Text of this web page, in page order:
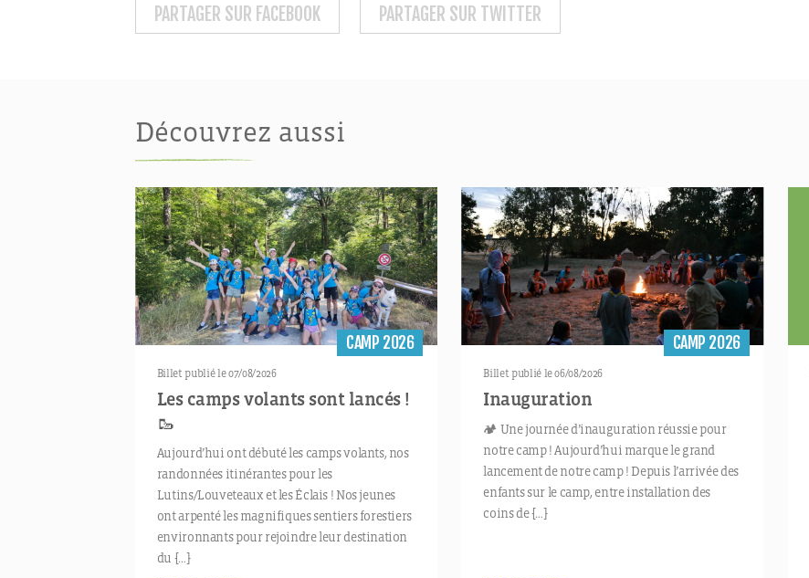
PARTAGER SUR FACEBOOK PARTAGER SUR TWITTER
Découvrez aussi
CAMP 2026
Billet publié le 07/08/2026
Les camps volants sont lancés !
🥾
Aujourd’hui ont débuté les camps volants, nos
randonnées itinérantes pour les
Lutins/Louveteaux et les Éclais ! Nos jeunes
ont arpenté les magnifiques sentiers forestiers
environnants pour rejoindre leur destination
du […]
CAMP 2026
Billet publié le 06/08/2026
Inauguration
🏕️ Une journée d’inauguration réussie pour
notre camp ! Aujourd’hui marque le grand
lancement de notre camp ! Depuis l’arrivée des
enfants sur le camp, entre installation des
coins de […]